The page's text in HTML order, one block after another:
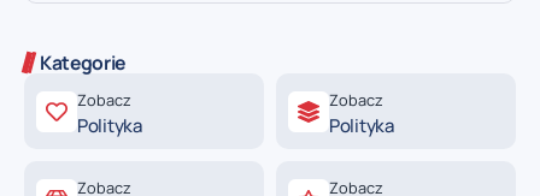
Kategorie
Zobacz
Polityka
Zobacz
Polityka
Zobacz Zobacz